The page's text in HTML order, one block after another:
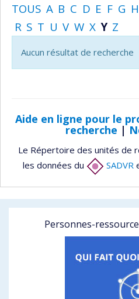
TOUS A B C D E F G H
R S T U V W X Y Z
Aucun résultat de recherche
Aide en ligne pour le
recherche |
Le Répertoire des unités de
les données du
SADVR
Personnes-